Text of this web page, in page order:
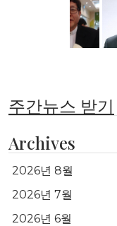
주간뉴스 받기
Archives
2026년 8월
2026년 7월
2026년 6월